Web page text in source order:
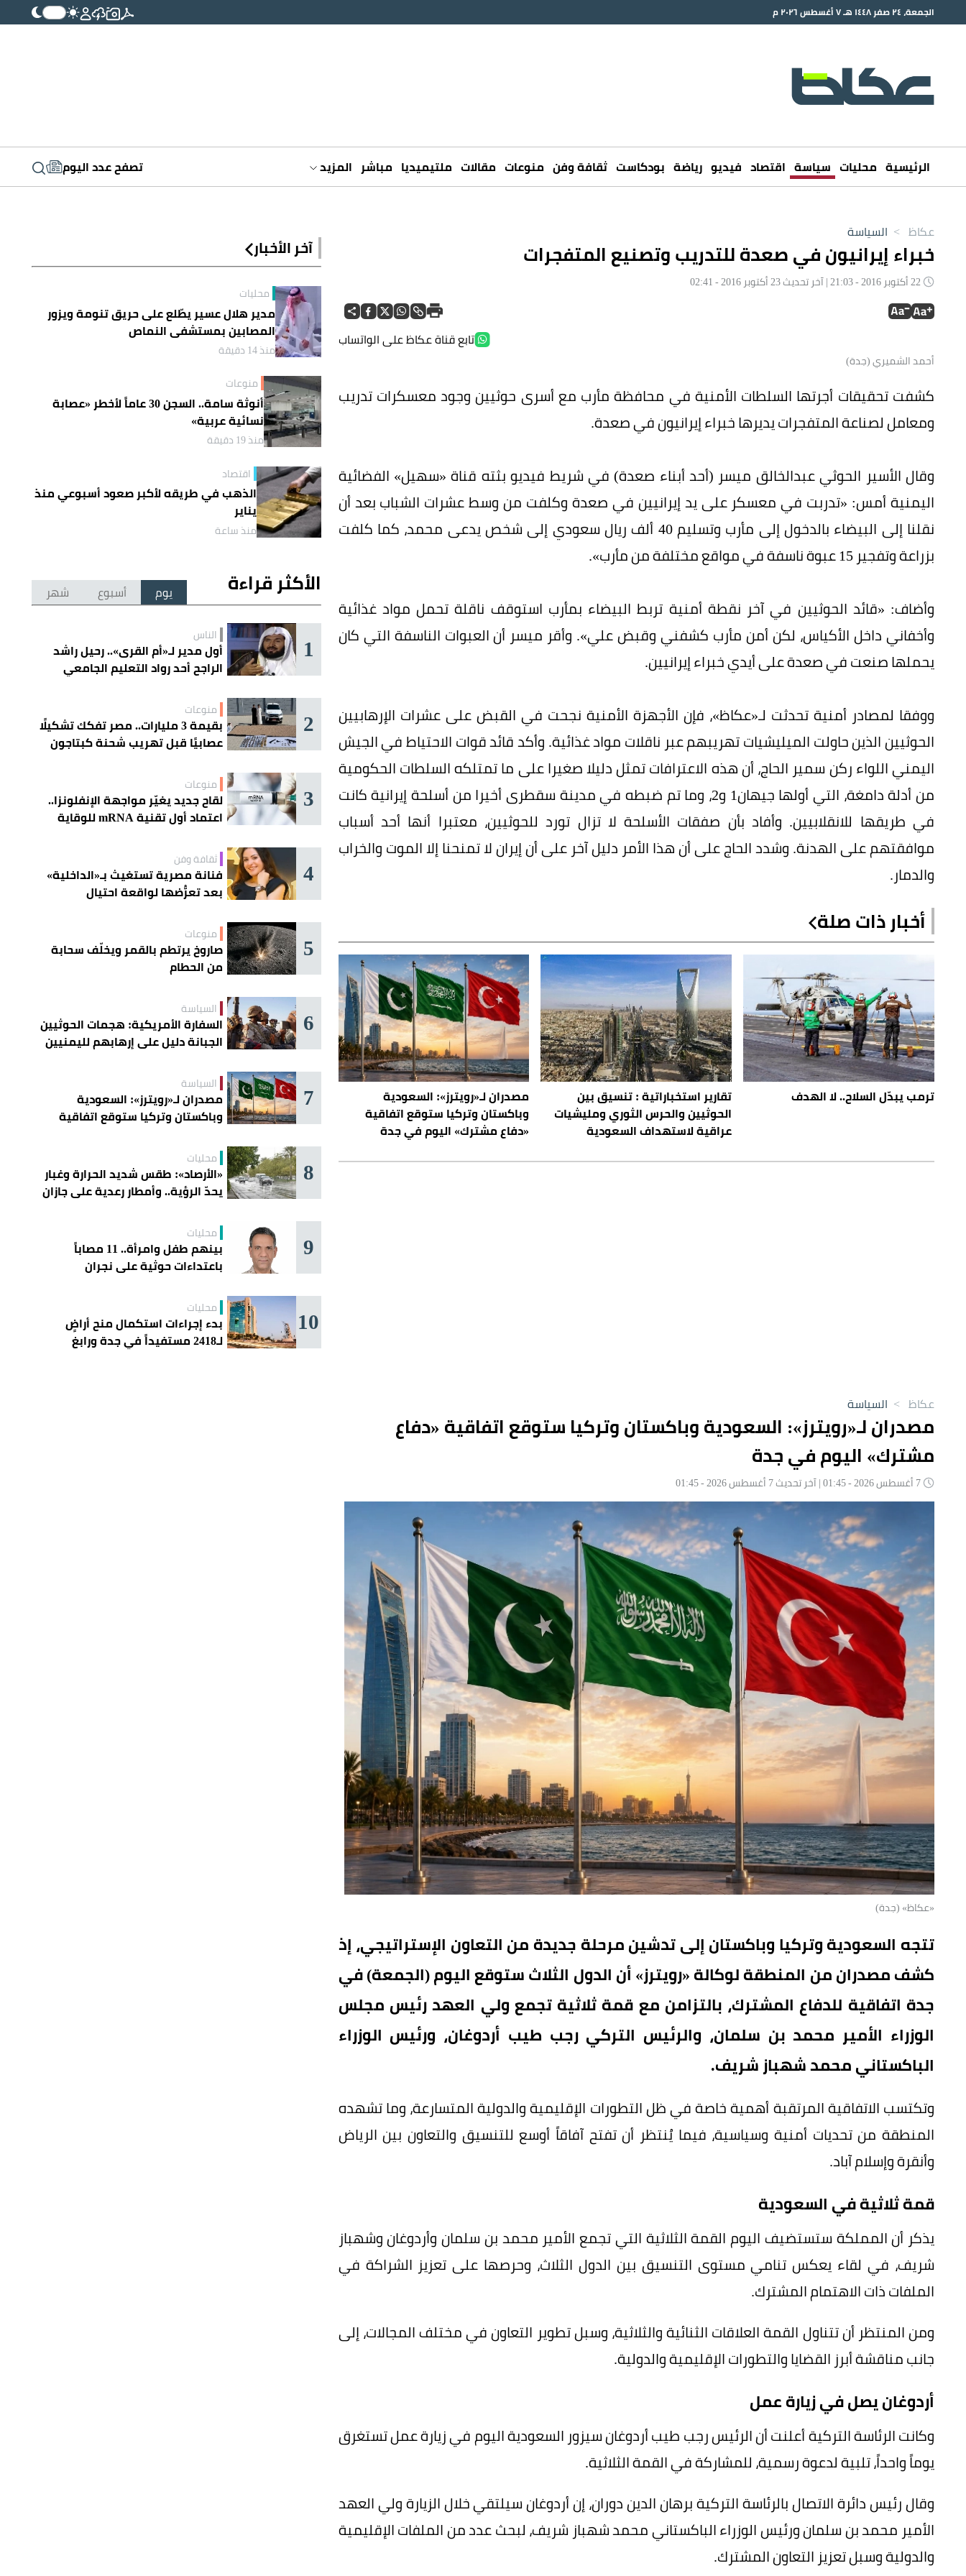
الجمعة، ٢٤ صفر ١٤٤٨ هـ ٧ أغسطس ٢٠٢٦ م
الرئيسية محليات سياسة اقتصاد فيديو رياضة بودكاست ثقافة وفن منوعات مقالات ملتيميديا مباشر المزيد تصفح عدد اليوم
عكاظ > السياسة
خبراء إيرانيون في صعدة للتدريب وتصنيع المتفجرات
تابع قناة عكاظ على الواتساب
أحمد الشميري (جدة)
كشفت تحقيقات أجرتها السلطات الأمنية في محافظة مأرب مع أسرى حوثيين وجود معسكرات تدريب
ومعامل لصناعة المتفجرات يديرها خبراء إيرانيون في صعدة.
وقال الأسير الحوثي عبدالخالق ميسر (أحد أبناء صعدة) في شريط فيديو بثته قناة «سهيل» الفضائية
اليمنية أمس: «تدربت في معسكر على يد إيرانيين في صعدة وكلفت من وسط عشرات الشباب بعد أن
نقلنا إلى البيضاء بالدخول إلى مأرب وتسليم 40 ألف ريال سعودي إلى شخص يدعى محمد، كما كلفت
بزراعة وتفجير 15 عبوة ناسفة في مواقع مختلفة من مأرب».
وأضاف: «قائد الحوثيين في آخر نقطة أمنية تربط البيضاء بمأرب استوقف ناقلة تحمل مواد غذائية
وأخفاني داخل الأكياس، لكن أمن مأرب كشفني وقبض علي». وأقر ميسر أن العبوات الناسفة التي كان
يحملها صنعت في صعدة على أيدي خبراء إيرانيين.
ووفقا لمصادر أمنية تحدثت لـ«عكاظ»، فإن الأجهزة الأمنية نجحت في القبض على عشرات الإرهابيين
الحوثيين الذين حاولت الميليشيات تهريبهم عبر ناقلات مواد غذائية. وأكد قائد قوات الاحتياط في الجيش
اليمني اللواء ركن سمير الحاج، أن هذه الاعترافات تمثل دليلا صغيرا على ما تمتلكه السلطات الحكومية
من أدلة دامغة، التي أولها جيهان1 و2، وما تم ضبطه في مدينة سقطرى أخيرا من أسلحة إيرانية كانت
في طريقها للانقلابيين. وأفاد بأن صفقات الأسلحة لا تزال تورد للحوثيين، معتبرا أنها أحد أسباب
موافقتهم على الهدنة. وشدد الحاج على أن هذا الأمر دليل آخر على أن إيران لا تمنحنا إلا الموت والخراب
والدمار.
أخبار ذات صلة
ترمب يبدّل السلاح.. لا الهدف
تقارير استخباراتية : تنسيق بين
الحوثيين والحرس الثوري ومليشيات
عراقية لاستهداف السعودية
مصدران لـ«رويترز»: السعودية
وباكستان وتركيا ستوقع اتفاقية
«دفاع مشترك» اليوم في جدة
آخر الأخبار
محليات
مدير هلال عسير يطّلع على حريق تنومة ويزور
المصابين بمستشفى النماص
منذ 14 دقيقة
منوعات
أنوثة سامة.. السجن 30 عاماً لأخطر «عصابة
نسائية عربية»
منذ 19 دقيقة
اقتصاد
الذهب في طريقه لأكبر صعود أسبوعي منذ
يناير
منذ ساعة
الأكثر قراءة يوم أسبوع شهر
1 الناس
أول مدير لـ«أم القرى».. رحيل راشد
الراجح أحد رواد التعليم الجامعي
2 منوعات
بقيمة 3 مليارات.. مصر تفكك تشكيلًا
عصابيًا قبل تهريب شحنة كبتاجون
3 منوعات
لقاح جديد يغيّر مواجهة الإنفلونزا..
اعتماد أول تقنية mRNA للوقاية
4 ثقافة وفن
فنانة مصرية تستغيث بـ«الداخلية»
بعد تعرُّضها لواقعة احتيال
5 منوعات
صاروخ يرتطم بالقمر ويخلّف سحابة
من الحطام
6 السياسة
السفارة الأمريكية: هجمات الحوثيين
الجبانة دليل على إرهابهم لليمنيين
7 السياسة
مصدران لـ«رويترز»: السعودية
وباكستان وتركيا ستوقع اتفاقية
8 محليات
«الأرصاد»: طقس شديد الحرارة وغبار
يحدّ الرؤية.. وأمطار رعدية على جازان
9 محليات
بينهم طفل وامرأة.. 11 مصاباً
باعتداءات حوثية على نجران
10 محليات
بدء إجراءات استكمال منح أراضٍ
لـ2418 مستفيداً في جدة ورابغ
عكاظ > السياسة
مصدران لـ«رويترز»: السعودية وباكستان وتركيا ستوقع اتفاقية «دفاع
مشترك» اليوم في جدة
«عكاظ» (جدة)
تتجه السعودية وتركيا وباكستان إلى تدشين مرحلة جديدة من التعاون الإستراتيجي، إذ
كشف مصدران من المنطقة لوكالة «رويترز» أن الدول الثلاث ستوقع اليوم (الجمعة) في
جدة اتفاقية للدفاع المشترك، بالتزامن مع قمة ثلاثية تجمع ولي العهد رئيس مجلس
الوزراء الأمير محمد بن سلمان، والرئيس التركي رجب طيب أردوغان، ورئيس الوزراء
الباكستاني محمد شهباز شريف.
وتكتسب الاتفاقية المرتقبة أهمية خاصة في ظل التطورات الإقليمية والدولية المتسارعة، وما تشهده
المنطقة من تحديات أمنية وسياسية، فيما يُنتظر أن تفتح آفاقاً أوسع للتنسيق والتعاون بين الرياض
وأنقرة وإسلام آباد.
قمة ثلاثية في السعودية
يذكر أن المملكة ستستضيف اليوم القمة الثلاثية التي تجمع الأمير محمد بن سلمان وأردوغان وشهباز
شريف، في لقاء يعكس تنامي مستوى التنسيق بين الدول الثلاث، وحرصها على تعزيز الشراكة في
الملفات ذات الاهتمام المشترك.
ومن المنتظر أن تتناول القمة العلاقات الثنائية والثلاثية، وسبل تطوير التعاون في مختلف المجالات، إلى
جانب مناقشة أبرز القضايا والتطورات الإقليمية والدولية.
أردوغان يصل في زيارة عمل
وكانت الرئاسة التركية أعلنت أن الرئيس رجب طيب أردوغان سيزور السعودية اليوم في زيارة عمل تستغرق
يوماً واحداً، تلبية لدعوة رسمية، للمشاركة في القمة الثلاثية.
وقال رئيس دائرة الاتصال بالرئاسة التركية برهان الدين دوران، إن أردوغان سيلتقي خلال الزيارة ولي العهد
الأمير محمد بن سلمان ورئيس الوزراء الباكستاني محمد شهباز شريف، لبحث عدد من الملفات الإقليمية
والدولية وسبل تعزيز التعاون المشترك.